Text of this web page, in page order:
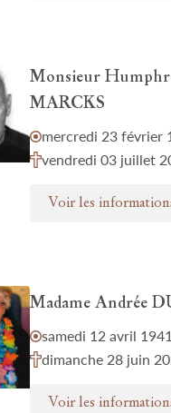
Monsieur
MARCKS
mercredi 23 février
vendredi 03 juillet
Voir les
Madame Andrée
samedi 12 avril 1941
dimanche 28 juin
Voir les